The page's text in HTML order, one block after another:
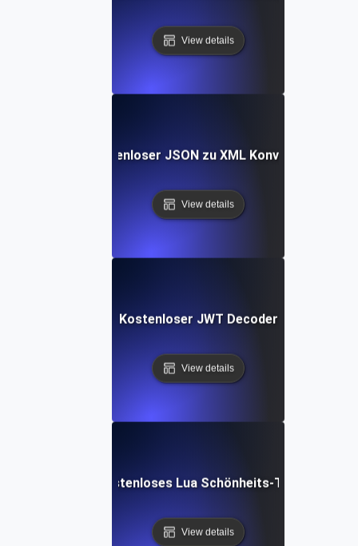
View details
Kostenloser JSON zu XML Konverter
View details
Kostenloser JWT Decoder
View details
Kostenloses Lua Schönheits-Tool
View details